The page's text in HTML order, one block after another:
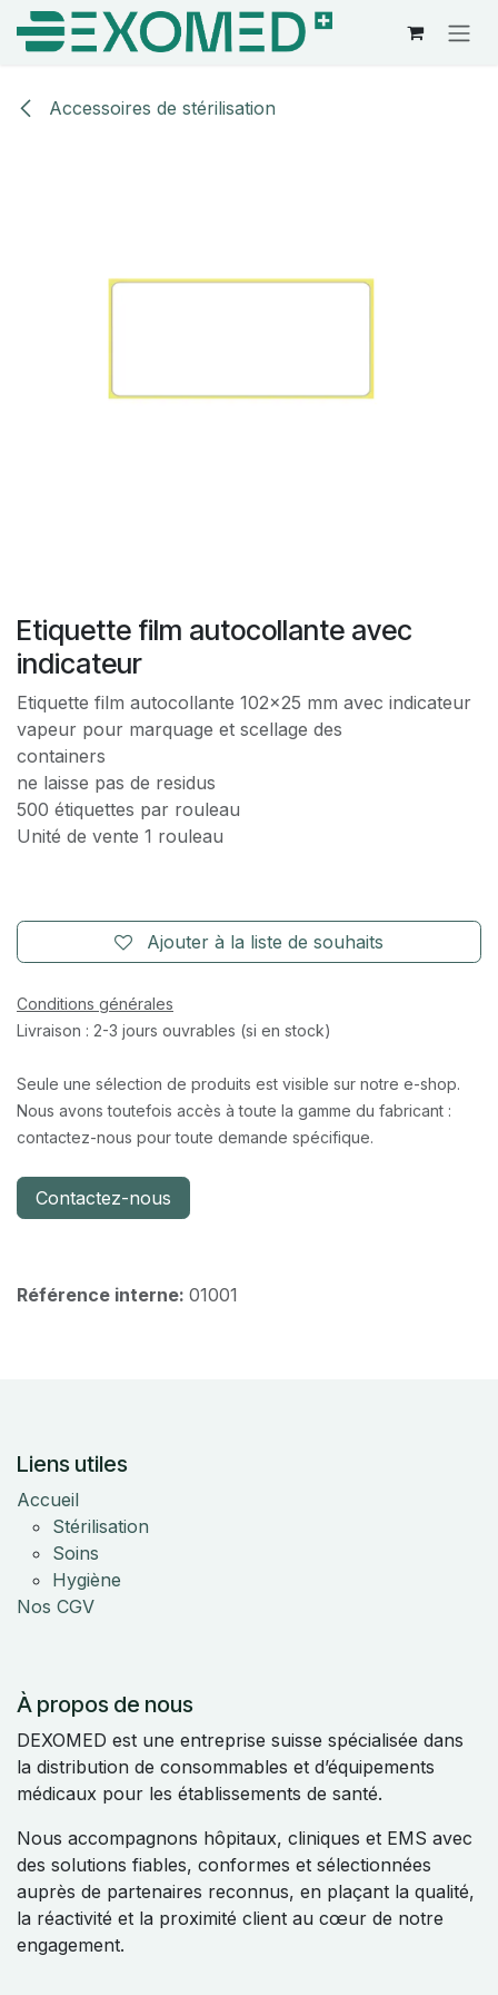
Se rendre au contenu
Accessoires de stérilisation
Etiquette film autocollante avec
indicateur
Etiquette film autocollante 102x25 mm avec indicateur
vapeur pour marquage et scellage des
containers
ne laisse pas de residus
500 étiquettes par rouleau
Unité de vente 1 rouleau
Ajouter à la liste de souhaits
Conditions générales
Livraison : 2-3 jours ouvrables (si en stock)
Seule une sélection de produits est visible sur notre e-shop.
Nous avons toutefois accès à toute la gamme du fabricant :
contactez-nous pour toute demande spécifique.
Contactez-nous
Référence interne: 01001
Liens utiles
Accueil
Stérilisation
Soins
Hygiène
Nos CGV
À propos de nous
DEXOMED est une entreprise suisse spécialisée dans
la distribution de consommables et d’équipements
médicaux pour les établissements de santé.
Nous accompagnons hôpitaux, cliniques et EMS avec
des solutions fiables, conformes et sélectionnées
auprès de partenaires reconnus, en plaçant la qualité,
la réactivité et la proximité client au cœur de notre
engagement.